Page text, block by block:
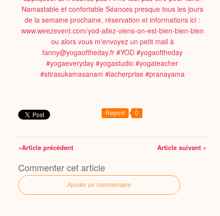
Repost 0
«Article précédent Article suivant »
Commenter cet article
Ajouter un commentaire